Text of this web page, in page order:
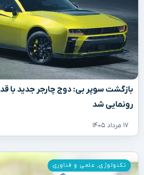
رونمایی شد
۱۷ مرداد ۱۴۰۵
تکنولوژی, علمی و فناوری